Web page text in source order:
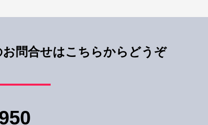
お問合せはこちらからどうぞ